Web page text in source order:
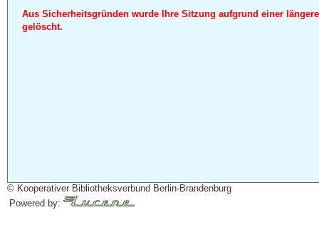
Aus Sicherheitsgründen wurde Ihre Sitzung aufgrund einer
gelöscht.
© Kooperativer Bibliotheksverbund Berlin-Brandenburg
Powered by: